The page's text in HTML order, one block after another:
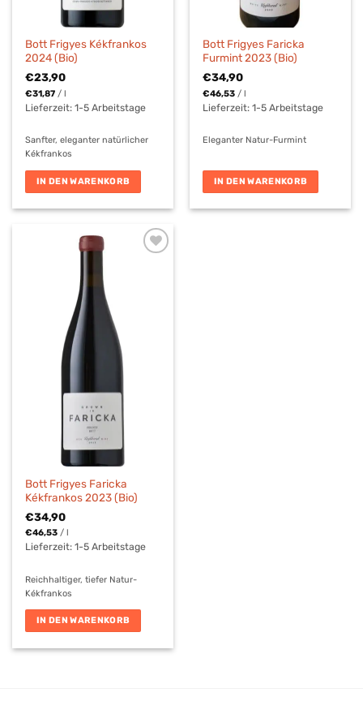
Bott Frigyes Kékfrankos
2024 (Bio)
€23,90
€31,87 /l
Lieferzeit:1-5 Arbeitstage
Sanfter, eleganter natürlicher
Kékfrankos
IN DEN WARENKORB
Bott Frigyes Faricka
Furmint 2023 (Bio)
€34,90
€46,53 /l
Lieferzeit:1-5 Arbeitstage
Eleganter Natur-Furmint
IN DEN WARENKORB
Bott Frigyes Faricka
Kékfrankos 2023 (Bio)
€34,90
€46,53 / l
Lieferzeit:1-5 Arbeitstage
Reichhaltiger, tiefer Natur-
Kékfrankos
IN DEN WARENKORB